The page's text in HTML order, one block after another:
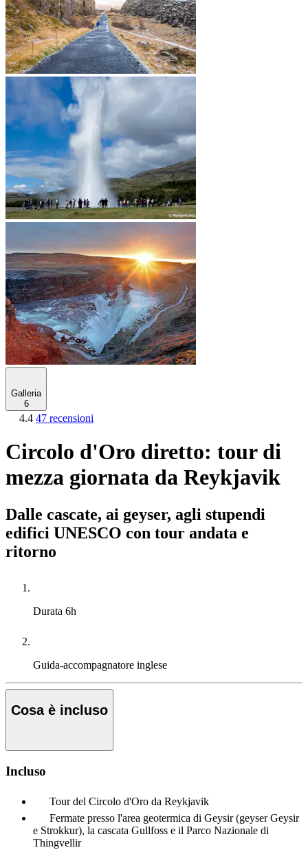
Galleria
6
4.4 47 recensioni
Circolo d'Oro diretto: tour di
mezza giornata da Reykjavik
Dalle cascate, ai geyser, agli stupendi
edifici UNESCO con tour andata e
ritorno
Durata 6h
Guida-accompagnatore inglese
Cosa è incluso
Incluso
Tour del Circolo d'Oro da Reykjavik
Fermate presso l'area geotermica di Geysir (geyser Geysir
e Strokkur), la cascata Gullfoss e il Parco Nazionale di
Thingvellir